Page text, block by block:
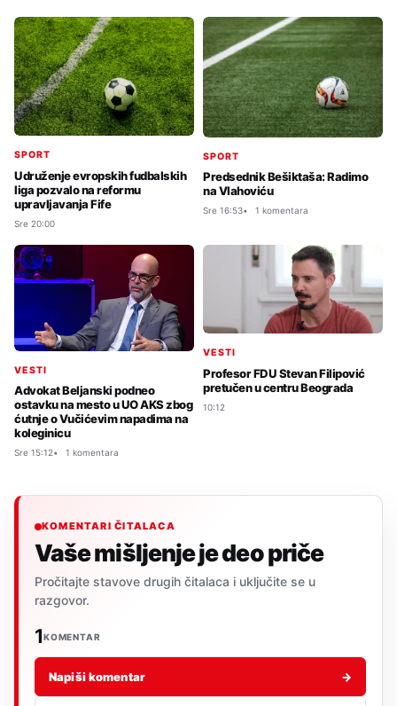
SPORT
Udruženje evropskih fudbalskih
liga pozvalo na reformu
upravljavanja Fife
Sre 20:00
SPORT
Predsednik Bešiktaša: Radimo
na Vlahoviću
Sre 16:53 1 komentara
VESTI
Advokat Beljanski podneo
ostavku na mesto u UO AKS zbog
ćutnje o Vučićevim napadima na
koleginicu
Sre 15:12 1 komentara
VESTI
Profesor FDU Stevan Filipović
pretučen u centru Beograda
10:12
KOMENTARI ČITALACA
Vaše mišljenje je deo priče
Pročitajte stavove drugih čitalaca i uključite se u
razgovor.
1KOMENTAR
Napiši komentar →